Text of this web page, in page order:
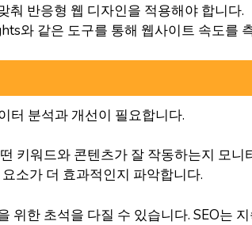
춰 반응형 웹 디자인을 적용해야 합니다.
와 같은 도구를 통해 웹사이트 속도를
터 분석과 개선이 필요합니다.
키워드와 콘텐츠가 잘 작동하는지 모니
소가 더 효과적인지 파악합니다.
위한 초석을 다질 수 있습니다. SEO는